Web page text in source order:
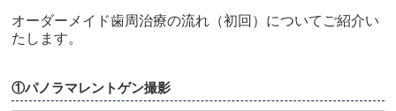
オーダーメイド歯周治療の流れ（初回）についてご紹介い
たします。
①パノラマレントゲン撮影